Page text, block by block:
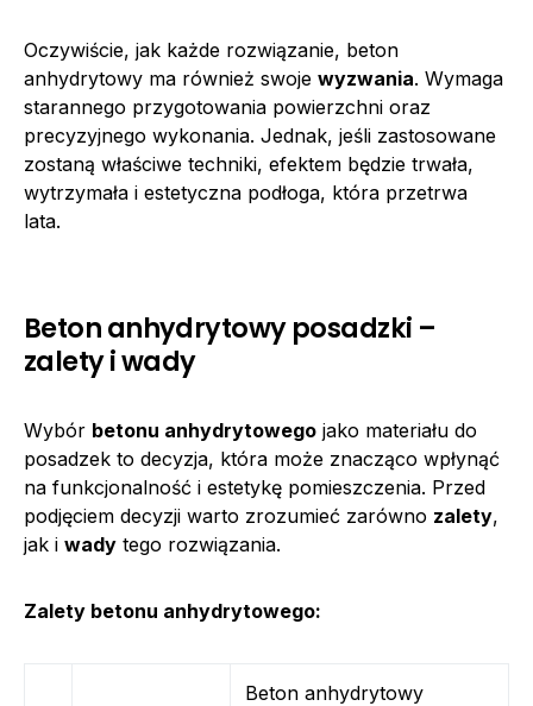
Oczywiście, jak każde rozwiązanie, beton
anhydrytowy ma również swoje wyzwania. Wymaga
starannego przygotowania powierzchni oraz
precyzyjnego wykonania. Jednak, jeśli zastosowane
zostaną właściwe techniki, efektem będzie trwała,
wytrzymała i estetyczna podłoga, która przetrwa
lata.
Beton anhydrytowy posadzki –
zalety i wady
Wybór betonu anhydrytowego jako materiału do
posadzek to decyzja, która może znacząco wpłynąć
na funkcjonalność i estetykę pomieszczenia. Przed
podjęciem decyzji warto zrozumieć zarówno zalety,
jak i wady tego rozwiązania.
Zalety betonu anhydrytowego:
Beton anhydrytowy